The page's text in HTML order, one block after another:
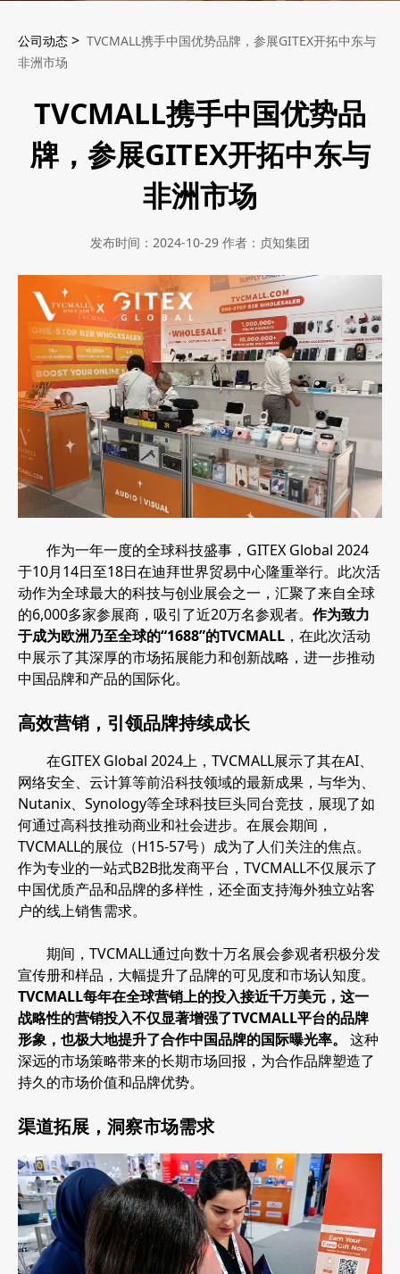
公司动态 > TVCMALL携手中国优势品牌，参展GITEX开拓中东与
非洲市场
TVCMALL携手中国优势品
牌，参展GITEX开拓中东与
非洲市场
发布时间：2024-10-29 作者：贞知集团
作为一年一度的全球科技盛事，GITEX Global 2024
于10月14日至18日在迪拜世界贸易中心隆重举行。此次活
动作为全球最大的科技与创业展会之一，汇聚了来自全球
的6,000多家参展商，吸引了近20万名参观者。 作为致力
于成为欧洲乃至全球的“1688”的TVCMALL ，在此次活动
中展示了其深厚的市场拓展能力和创新战略，进一步推动
中国品牌和产品的国际化。
高效营销，引领品牌持续成长
在GITEX Global 2024上，TVCMALL展示了其在AI、
网络安全、云计算等前沿科技领域的最新成果，与华为、
Nutanix、Synology等全球科技巨头同台竞技，展现了如
何通过高科技推动商业和社会进步。在展会期间，
TVCMALL的展位（H15-57号）成为了人们关注的焦点。
作为专业的一站式B2B批发商平台，TVCMALL不仅展示了
中国优质产品和品牌的多样性，还全面支持海外独立站客
户的线上销售需求。
期间，TVCMALL通过向数十万名展会参观者积极分发
宣传册和样品，大幅提升了品牌的可见度和市场认知度。
TVCMALL每年在全球营销上的投入接近千万美元，这一
战略性的营销投入不仅显著增强了TVCMALL平台的品牌
形象，也极大地提升了合作中国品牌的国际曝光率。
这种
深远的市场策略带来的长期市场回报，为合作品牌塑造了
持久的市场价值和品牌优势。
渠道拓展，洞察市场需求